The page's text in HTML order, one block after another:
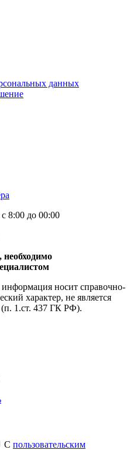
данных
8:00 до 00:00
носит справочно-
характер, не является
1.ст. 437 ГК РФ).
С пользовательским